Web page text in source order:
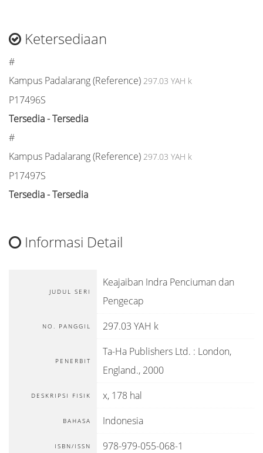
Ketersediaan
#
Kampus Padalarang (Reference) 297.03 YAH k
P17496S
Tersedia - Tersedia
#
Kampus Padalarang (Reference) 297.03 YAH k
P17497S
Tersedia - Tersedia
Informasi Detail
JUDUL SERI
Keajaiban Indra Penciuman dan
Pengecap
NO. PANGGIL 297.03 YAH k
PENERBIT
Ta-Ha Publishers Ltd. : London,
England., 2000
DESKRIPSI FISIK x, 178 hal
BAHASA Indonesia
ISBN/ISSN 978-979-055-068-1